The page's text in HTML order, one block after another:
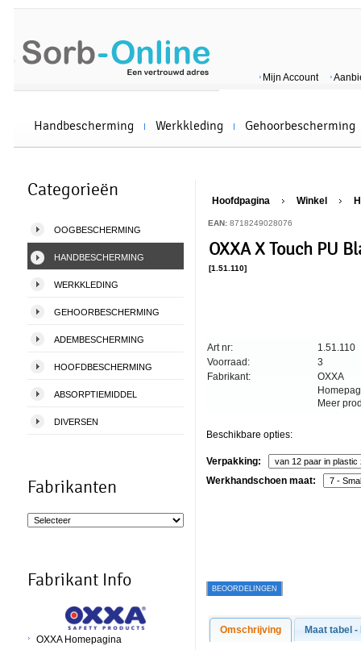
Mijn Account
Handbescherming Werkkleding Gehoorbescherming
Categorieën
OOGBESCHERMING
HANDBESCHERMING
WERKKLEDING
GEHOORBESCHERMING
ADEMBESCHERMING
HOOFDBESCHERMING
ABSORPTIEMIDDEL
DIVERSEN
Fabrikanten
Fabrikant Info
OXXA Homepagina
Hoofdpagina Winkel
EAN: 8718249028076
OXXA X Touch PU
[1.51.110]
Art nr:
Voorraad:
Fabrikant:
1.51.110
3
OXXA
Meer
Beschikbare opties:
Verpakking:
Werkhandschoen maat:
BEOORDELINGEN
Omschrijving Maat tabel -